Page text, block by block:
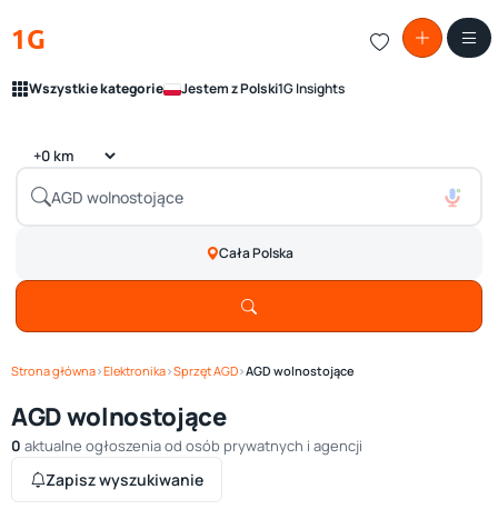
1G
Wszystkie kategorie Jestem z Polski1G Insights
Cała Polska
Strona główna›Elektronika›Sprzęt AGD›AGD wolnostojące
AGD wolnostojące
0 aktualne ogłoszenia od osób prywatnych i agencji
Zapisz wyszukiwanie